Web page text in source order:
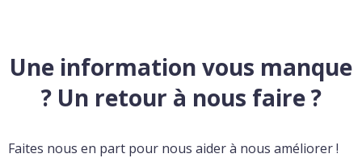
Une information vous manque
? Un retour à nous faire ?
Faites nous en part pour nous aider à nous améliorer !